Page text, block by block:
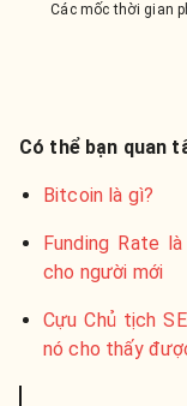
Các mốc thời gian
Có thể bạn quan
Bitcoin là gì?
Funding Rate
cho người mới
Cựu Chủ tịch
nó cho thấy